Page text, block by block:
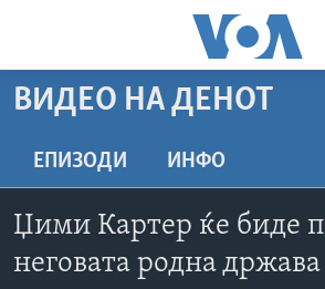
пристапност
содржина
Премини
до
ДОМА
РУБРИКИ
МАКЕДОНИЈА
ДОКУМЕНТАРЦИ
АРХИВИРАНА ПРОГРАМА
ВИДЕО НА ДЕНОТ
ЕПИЗОДИ ИНФО
Џими Картер ќе биде
неговата родна